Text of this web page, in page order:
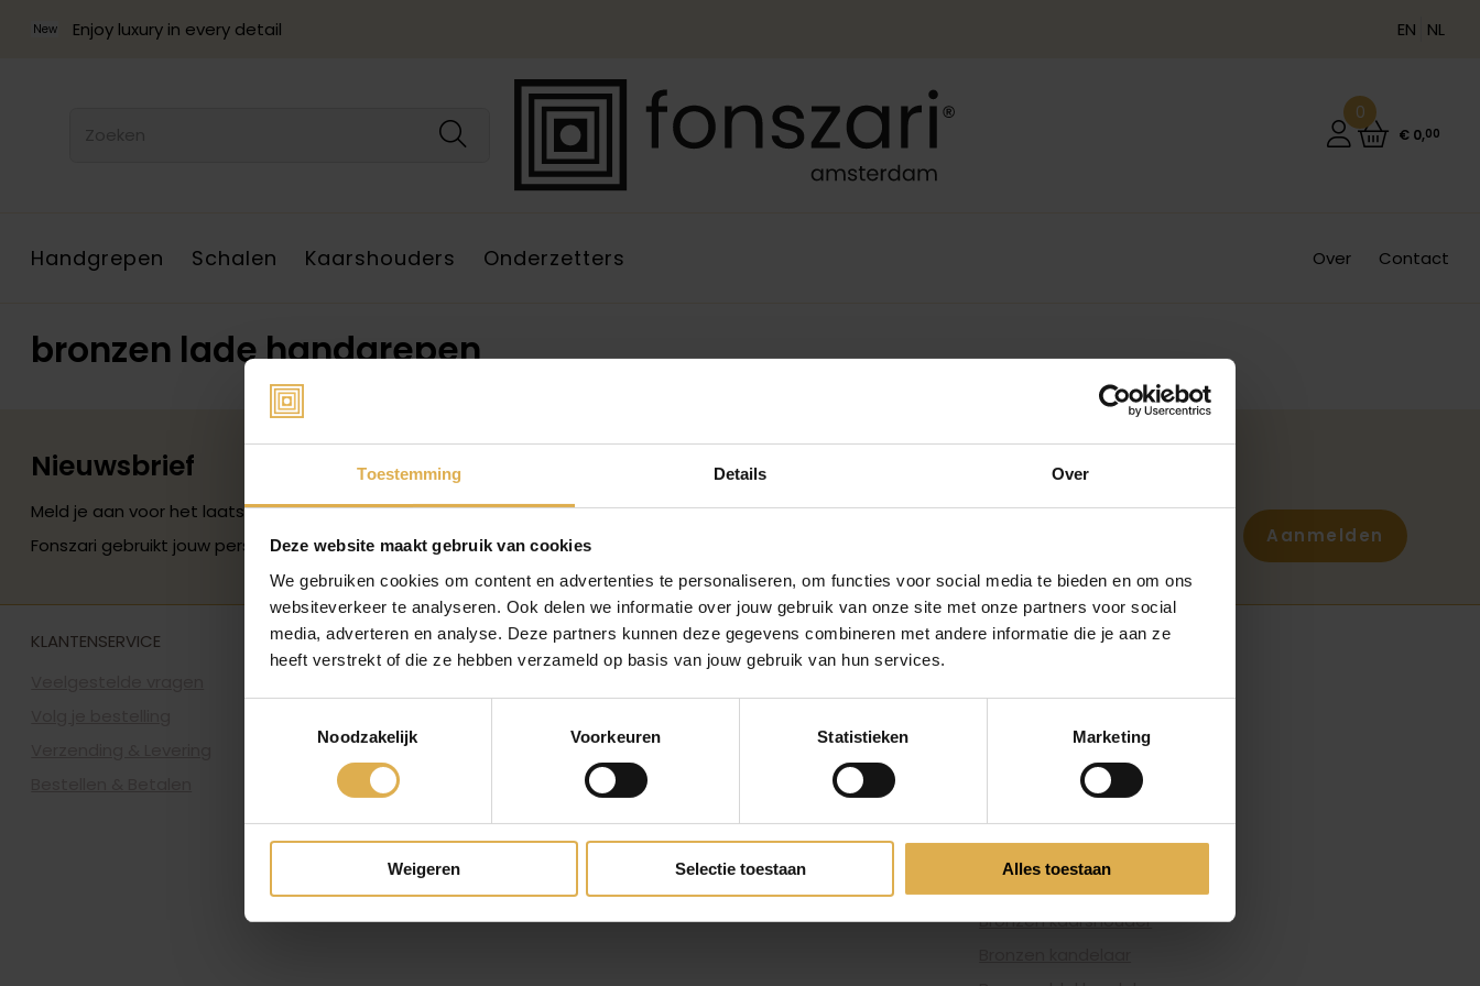
Toestemming Details Over
Deze website maakt gebruik van cookies
We gebruiken cookies om content en advertenties te personaliseren, om functies voor social media te bieden en om ons
websiteverkeer te analyseren. Ook delen we informatie over jouw gebruik van onze site met onze partners voor social
media, adverteren en analyse. Deze partners kunnen deze gegevens combineren met andere informatie die je aan ze
heeft verstrekt of die ze hebben verzameld op basis van jouw gebruik van hun services.
Noodzakelijk
Voorkeuren Statistieken Marketing
Weigeren Selectie toestaan Alles toestaan
New Enjoy luxury in every detail EN NL
0
€ 0,00
Handgrepen Schalen Kaarshouders Onderzetters Over Contact
bronzen lade handgrepen
Nieuwsbrief
Meld je aan voor het laatste Fonszari-nieuws en ontvang exclusieve aanbiedingen.
Fonszari gebruikt jouw persoonsgegevens zoals beschreven in onsprivacybeleid Aanmelden
KLANTENSERVICE
ONS BEDRIJF
Partnerprogramma
JURIDISCH EN PRIVACY
FONSZARI
Luxe handgrepen
Bronzen handgrepen
Messing handgreep
Bronzen kaarshouder